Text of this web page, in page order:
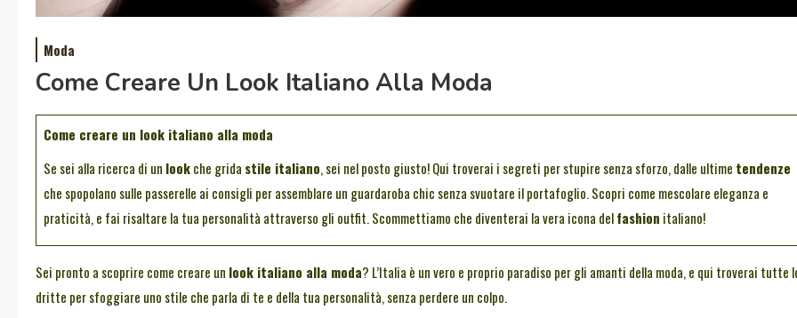
Moda
Come Creare Un Look Italiano Alla Moda
Come creare un look italiano alla moda
Se sei alla ricerca di un lookche grida stile italiano, sei nel posto giusto! Qui troverai i segreti per stupire senza sforzo, dalle ultime tendenze
che spopolano sulle passerelle ai consigli per assemblare un guardaroba chic senza svuotare il portafoglio. Scopri come mescolare eleganza e
praticità, e fai risaltare la tua personalità attraverso gli outfit. Scommettiamo che diventerai la vera icona delfashion italiano!
Sei pronto a scoprire come creare un look italiano alla moda? L’Italia è un vero e proprio paradiso per gli amanti della moda, e qui troverai tutte
dritte per sfoggiare uno stile che parla di te e della tua personalità, senza perdere un colpo.